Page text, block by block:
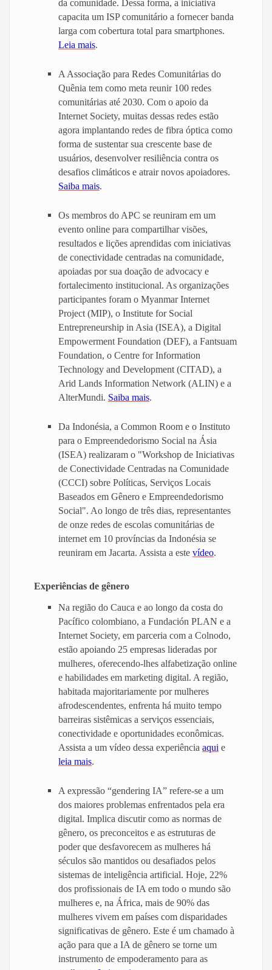
da comunidade. Dessa forma, a iniciativa
capacita um ISP comunitário a fornecer banda
larga com cobertura total para smartphones.
Leia mais.
A Associação para Redes Comunitárias do
Quênia tem como meta reunir 100 redes
comunitárias até 2030. Com o apoio da
Internet Society, muitas dessas redes estão
agora implantando redes de fibra óptica como
forma de sustentar sua crescente base de
usuários, desenvolver resiliência contra os
desafios climáticos e atrair novos apoiadores.
Saiba mais.
Os membros do APC se reuniram em um
evento online para compartilharvisões,
resultados e lições aprendidas com iniciativas
de conectividade centradas na comunidade,
apoiadas por sua doação de advocacy e
fortalecimento institucional. As organizações
participantes foram o Myanmar Internet
Project (MIP), o Institute for Social
Entrepreneurship in Asia (ISEA), a Digital
Empowerment Foundation (DEF), a Fantsuam
Foundation, o Centre for Information
Technology and Development (CITAD), a
Arid Lands Information Network (ALIN) e a
AlterMundi. Saiba mais.
Da Indonésia, a Common Room e o Instituto
para o Empreendedorismo Social na Ásia
(ISEA) realizaram o "Workshop de Iniciativas
de Conectividade Centradas na Comunidade
(CCCI) sobre Políticas, Serviços Locais
Baseados em Gênero e Empreendedorismo
Social". Ao longo de três dias, representantes
de onze redes de escolas comunitárias de
internet em 10 províncias da Indonésia se
reuniram em Jacarta. Assista a este vídeo.
Experiências de gênero
Na região do Cauca e ao longo da costa do
Pacífico colombiano, a Fundación PLAN e a
Internet Society, em parceria com a Colnodo,
estão apoiando 25 empresas lideradas por
mulheres, oferecendo-lhes alfabetização online
e habilidades em marketing digital. A região,
habitada majoritariamente por mulheres
afrodescendentes, enfrenta há muito tempo
barreiras sistêmicas a serviços essenciais,
conectividade e oportunidades econômicas.
Assista a um vídeo dessa experiência aqui e
leia mais.
A expressão “gendering IA” refere-se a um
dos maiores problemas enfrentados pela era
digital. Implica discutir como as normas de
gênero, os preconceitos e as estruturas de
poder que desfavorecem as mulheres há
séculos são mantidos ou desafiados pelos
sistemas de inteligência artificial. Hoje, 22%
dos profissionais de IA em todo o mundo são
mulheres e, na África, mais de 90% das
mulheres vivem em países com disparidades
significativas de gênero. Este é um chamado à
ação para que a IA de gênero se torne um
instrumento de empoderamento para as